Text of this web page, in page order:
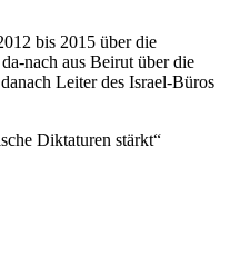
bis 2015 über die
nach aus Beirut über die
Leiter des Israel-Büros
Diktaturen stärkt“